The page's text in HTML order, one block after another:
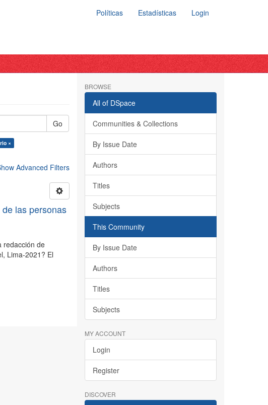
Políticas Estadísticas Login
Go
×
Advanced Filters
las personas
redacción de
Lima-2021? El
BROWSE
All of DSpace
Communities & Collections
By Issue Date
Authors
Titles
Subjects
This Community
By Issue Date
Authors
Titles
Subjects
MY ACCOUNT
Login
Register
DISCOVER